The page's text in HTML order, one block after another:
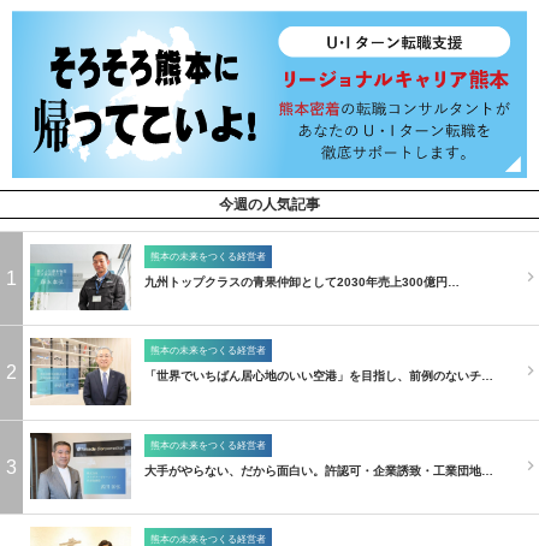
今週の人気記事
1
熊本の未来をつくる経営者
九州トップクラスの青果仲卸として2030年売上300億円…
2
熊本の未来をつくる経営者
「世界でいちばん居心地のいい空港」を目指し、前例のないチ…
3
熊本の未来をつくる経営者
大手がやらない、だから面白い。許認可・企業誘致・工業団地…
熊本の未来をつくる経営者